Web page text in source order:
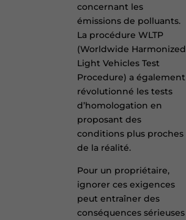
concernant les
émissions de polluants.
La procédure WLTP
(Worldwide Harmonized
Light Vehicles Test
Procedure) a également
révolutionné les tests
d’homologation en
proposant des
conditions plus proches
de la réalité.
Pour un propriétaire,
ignorer ces exigences
peut entraîner des
conséquences sérieuses